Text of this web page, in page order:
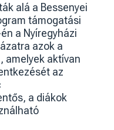
alá a Bessenyei
támogatási
a Nyíregyházi
azok a
amelyek aktívan
az
a diákok